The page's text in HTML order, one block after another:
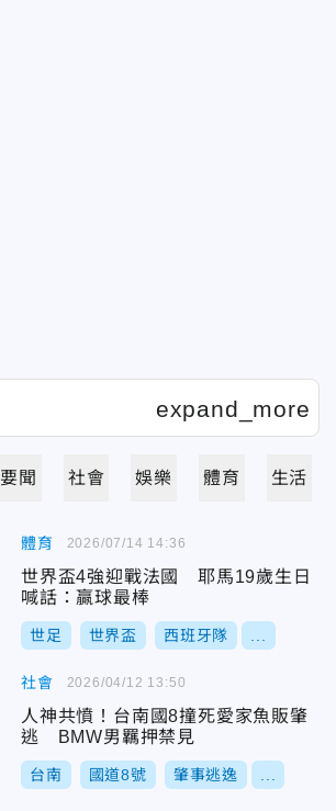
要聞 社會 娛樂 體育 生活
體育
世界盃4強迎戰法國 耶馬19歲生日
喊話：贏球最棒
世足 世界盃 西班牙隊
2026/07/14 14:36
社會
人神共憤！台南國8撞死愛家魚販肇
逃 BMW男羈押禁見
台南 國道8號 肇事逃逸
2026/04/12 13:50